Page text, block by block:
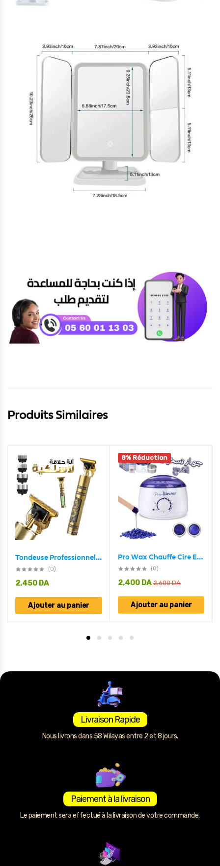
Produits Similaires
Tondeuse Professionnelle Barbe Et Moustache VT-822
(0)
2,450 DA
Ajouter au panier
8% Réduction
Pro Wax Chauffe Cire Electrique – Pro Wax100/800
(0)
2,600DA
2,400 DA
Ajouter au panier
Livraison Rapide
Nous livrons dans 58 Wilayas entre 2 et 8 jours.
Paiement à la livraison
Le paiement sera effectué à la livraison de votre commande.